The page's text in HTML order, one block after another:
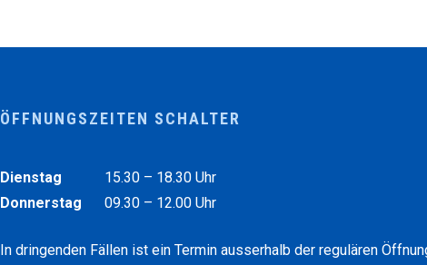
ÖFFNUNGSZEITEN SCHALTER
Dienstag 15.30 – 18.30Uhr
Donnerstag 09.30 – 12.00Uhr
In dringenden Fällen ist ein Termin ausserhalb der regulären